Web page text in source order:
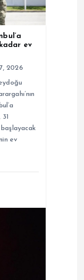
kadar ev
2026
31
ev